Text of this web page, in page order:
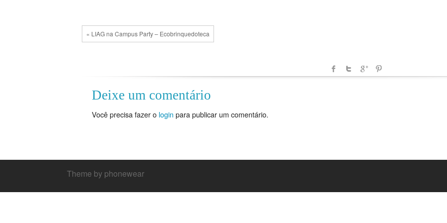
« LIAG na Campus Party – Ecobrinquedoteca
Deixe um comentário
Você precisa fazer o login para publicar um comentário.
Theme by phonewear